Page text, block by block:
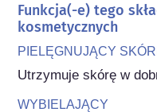
Funkcja(-e) tego
kosmetycznych
PIELĘGNUJĄCY
Utrzymuje skórę w
WYBIELAJĄCY